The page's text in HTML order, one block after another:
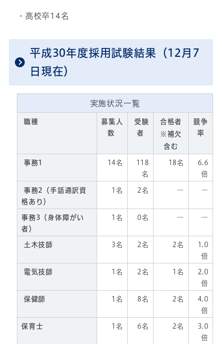
・高校卒14名
平成30年度採用試験結果（12月7
日現在）
実施状況一覧
職種
募集人
数
受験
者
合格者
※補欠
含む
競争
率
事務1 14名
118
名
18名
6.6
倍
事務2（手話通訳資
格あり）
1名 2名 ― ―
事務3（身体障がい
者）
1名 0名 ― ―
土木技師 3名 2名 2名
1.0
倍
電気技師 1名 2名 1名
2.0
倍
保健師 1名 8名 2名
4.0
倍
保育士 1名 6名 2名
3.0
倍